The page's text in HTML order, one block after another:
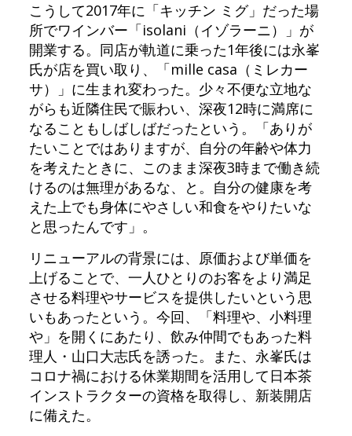
こうして2017年に「キッチン ミグ」だった場
所でワインバー「isolani（イゾラーニ）」が
開業する。同店が軌道に乗った1年後には永峯
氏が店を買い取り、「mille casa（ミレカー
サ）」に生まれ変わった。少々不便な立地な
がらも近隣住民で賑わい、深夜12時に満席に
なることもしばしばだったという。「ありが
たいことではありますが、自分の年齢や体力
を考えたときに、このまま深夜3時まで働き続
けるのは無理があるな、と。自分の健康を考
えた上でも身体にやさしい和食をやりたいな
と思ったんです」。
リニューアルの背景には、原価および単価を
上げることで、一人ひとりのお客をより満足
させる料理やサービスを提供したいという思
いもあったという。今回、「料理や、小料理
や」を開くにあたり、飲み仲間でもあった料
理人・山口大志氏を誘った。また、永峯氏は
コロナ禍における休業期間を活用して日本茶
インストラクターの資格を取得し、新装開店
に備えた。